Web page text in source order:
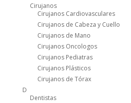
Cirujanos
Cirujanos Cardiovasculares
Cirujanos de Cabeza y Cuello
Cirujanos de Mano
Cirujanos Oncologos
Cirujanos Pediatras
Cirujanos Plásticos
Cirujanos de Tórax
D
Dentistas